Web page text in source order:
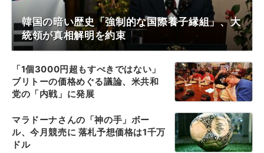
韓国の暗い歴史「強制的な国際養子縁組」、大
統領が真相解明を約束
「1個3000円超もすべきではない」
ブリトーの価格めぐる議論、米共和
党の「内戦」に発展
マラドーナさんの「神の手」ボー
ル、今月競売に 落札予想価格は1千万
ドル